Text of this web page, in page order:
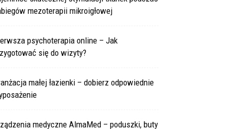
mezoterapii mikroigłowej
psychoterapia online – Jak
się do wizyty?
małej łazienki – dobierz odpowiednie
medyczne AlmaMed – poduszki, buty